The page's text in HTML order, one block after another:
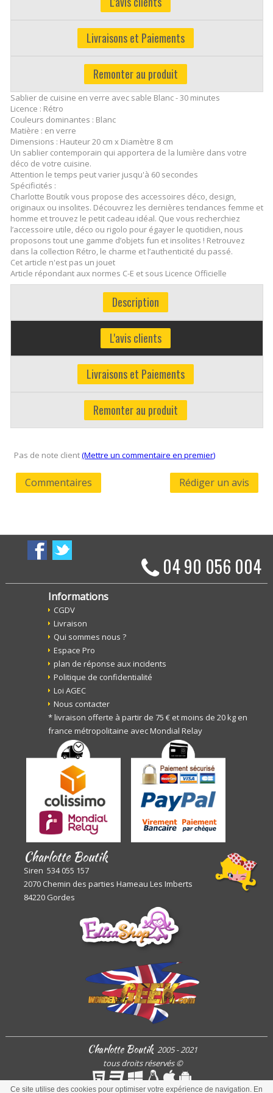
Ce site utilise des cookies pour optimiser votre expérience de navigation. En
Livraisons et Paiements
Remonter au produit
Sablier de cuisine en verre avec sable Blanc - 30 minutes
Licence : Rétro
Couleurs dominantes : Blanc
Matière : en verre
Dimensions : Hauteur 20 cm x Diamètre 8 cm
Un sablier contemporain qui apportera de la lumière dans votre
déco de votre cuisine.
Attention le temps peut varier jusqu'à 60 secondes
Spécificités :
Charlotte Boutik vous propose des accessoires déco, design,
originaux ou insolites. Découvrez les dernières tendances femme et
homme et trouvez le petit cadeau idéal. Que vous recherchiez
l’accessoire utile, déco ou rigolo pour égayer le quotidien, nous
proposons tout une gamme d’objets fun et insolites ! Retrouvez
dans la collection Rétro, le charme et l’authenticité du passé.
Cet article n'est pas un jouet
Article répondant aux normes C-E et sous Licence Officielle
Description
L'avis clients
Livraisons et Paiements
Remonter au produit
Pas de note client(Mettre un commentaire en premier)
Commentaires Rédiger un avis
04 90 056 004
Informations
CGDV
Livraison
Qui sommes nous ?
Espace Pro
plan de réponse aux incidents
Politique de confidentialité
Loi AGEC
Nous contacter
* livraison offerte à partir de 75 € et moins de 20 kg en
france métropolitaine avec Mondial Relay
Charlotte Boutik
Siren 534 055 157
2070 Chemin des parties Hameau Les Imberts
84220 Gordes
Charlotte Boutik 2005 - 2021
tous droits réservés©